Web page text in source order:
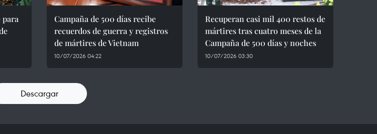
Campaña de 500 días recibe
recuerdos de guerra y registros
de mártires de Vietnam
10/07/2026 04:22
Recuperan casi mil 400 restos de
mártires tras cuatro meses de la
Campaña de 500 días y noches
10/07/2026 03:30
Descargar